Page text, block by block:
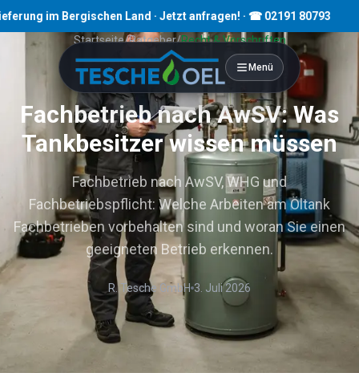
Bergischen Land · Jetzt anfragen! · ☎ 02191 80793
Menü
Startseite/Ratgeber/Recht & Vorschriften
Min. Lesezeit
Fachbetrieb nach AwSV: Was
Tankbesitzer wissen müssen
Fachbetrieb nach AwSV, WHG und
Fachbetriebspflicht: Welche Arbeiten am Öltank
Fachbetrieben vorbehalten sind und woran Sie einen
geeigneten Betrieb erkennen.
R. Tesche GmbH 3. Juli 2026